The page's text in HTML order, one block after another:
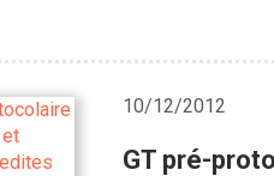
10/12/2012
GT pré-